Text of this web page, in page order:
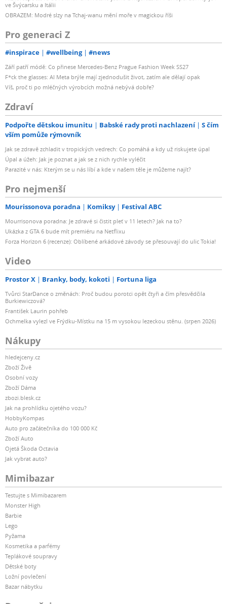
ve Švýcarsku a Itálii
OBRAZEM: Modré slzy na Tchaj-wanu mění moře v magickou říši
Pro generaci Z
#inspirace #wellbeing #news
Září patří módě: Co přinese Mercedes-Benz Prague Fashion Week SS27
F*ck the glasses: AI Meta brýle mají zjednodušit život, zatím ale dělají opak
Víš, proč ti po mléčných výrobcích možná nebývá dobře?
Zdraví
Podpořte dětskou imunitu Babské rady proti nachlazení
S čím
vším pomůže rýmovník
Jak se zdravě zchladit v tropických vedrech: Co pomáhá a kdy už riskujete úpal
Úpal a úžeh: Jak je poznat a jak se z nich rychle vyléčit
Parazité v nás: Kterým se u nás líbí a kde v našem těle je můžeme najít?
Pro nejmenší
Mourissonova poradna Komiksy Festival ABC
Mourrisonova poradna: Je zdravé si čistit pleť v 11 letech? Jak na to?
Ukázka z GTA 6 bude mít premiéru na Netflixu
Forza Horizon 6 (recenze): Oblíbené arkádové závody se přesouvají do ulic Tokia!
Video
Prostor X Branky, body, kokoti Fortuna liga
Tvůrci StarDance o změnách: Proč budou porotci opět čtyři a čím přesvědčila
Burkiewiczová?
František Laurin pohřeb
Ochmelka vylezl ve Frýdku-Místku na 15 m vysokou lezeckou stěnu. (srpen 2026)
Nákupy
hledejceny.cz
Zboží Živě
Osobní vozy
Zboží Dáma
zbozi.blesk.cz
Jak na prohlídku ojetého vozu?
HobbyKompas
Auto pro začátečníka do 100 000 Kč
Zboží Auto
Ojetá Škoda Octavia
Jak vybrat auto?
Mimibazar
Testujte s Mimibazarem
Monster High
Barbie
Lego
Pyžama
Kosmetika a parfémy
Teplákové soupravy
Dětské boty
Ložní povlečení
Bazar nábytku